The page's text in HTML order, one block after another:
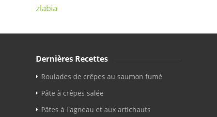
zlabia
Dernières Recettes
Roulades de crêpes au saumon fumé
Pâte à crêpes salée
Pâtes à l'agneau et aux artichauts